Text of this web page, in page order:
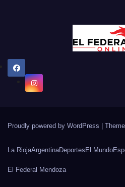
Proudly powered by WordPress |
La RiojaArgentinaDeportes El Mundo
El Federal Mendoza